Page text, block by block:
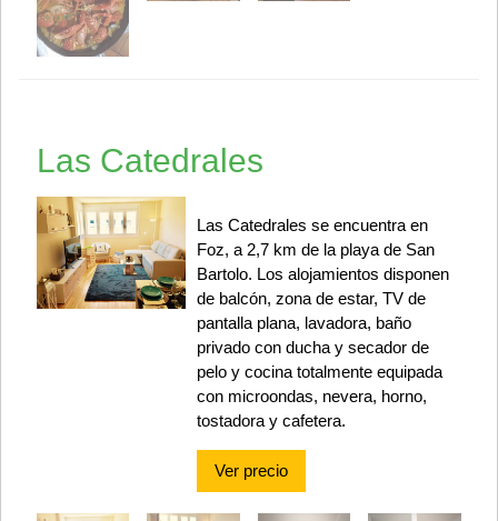
Las Catedrales
Las Catedrales se encuentra en
Foz, a 2,7 km de la playa de San
Bartolo. Los alojamientos disponen
de balcón, zona de estar, TV de
pantalla plana, lavadora, baño
privado con ducha y secador de
pelo y cocina totalmente equipada
con microondas, nevera, horno,
tostadora y cafetera.
Ver precio